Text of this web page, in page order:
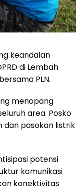
keandalan
di Lembah
PLN.
menopang
area. Posko
dan pasokan listrik
potensi
komunikasi
konektivitas